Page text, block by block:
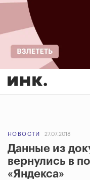
НОВОСТИ 27.07.2018
Данные из
вернулись в
«Яндекса»